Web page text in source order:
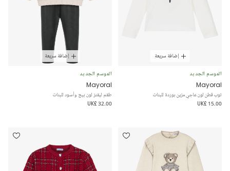
إضافة سريعة
الموسم الجديد
Mayoral
توب قطن لون عاجي مزين بوردة للبنات
UK£ 15.00
إضافة سريعة
الموسم الجديد
Mayoral
طقم ليقنز لون بيج وأسود للبنات
UK£ 32.00